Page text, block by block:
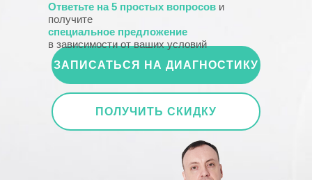
ЗАПИСАТЬСЯ НА ДИАГНОСТИКУ
ПОЛУЧИТЬ СКИДКУ
Ответьте на 5 простых вопросов и
получите
специальное предложение
в зависимости от ваших условий